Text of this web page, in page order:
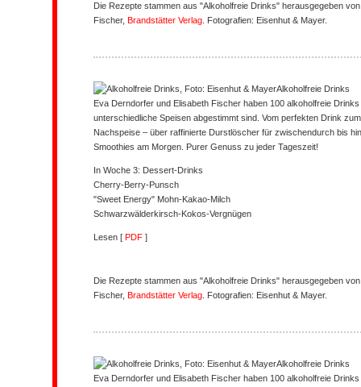
Die Rezepte stammen aus "Alkoholfreie Drinks" herausgegeben
Fischer, Brandstätter Verlag. Fotografien: Eisenhut & Mayer.
Alkoholfreie Drinks
Eva Derndorfer und Elisabeth Fischer haben 100 alkoholfreie
unterschiedliche Speisen abgestimmt sind. Vom perfekten Drink
Nachspeise – über raffinierte Durstlöscher für zwischendurch bis
Smoothies am Morgen. Purer Genuss zu jeder Tageszeit!
In Woche 3: Dessert-Drinks
Cherry-Berry-Punsch
"Sweet Energy" Mohn-Kakao-Milch
Schwarzwälderkirsch-Kokos-Vergnügen
Lesen [ PDF ]
Die Rezepte stammen aus "Alkoholfreie Drinks" herausgegeben
Fischer, Brandstätter Verlag. Fotografien: Eisenhut & Mayer.
Alkoholfreie Drinks
Eva Derndorfer und Elisabeth Fischer haben 100 alkoholfreie